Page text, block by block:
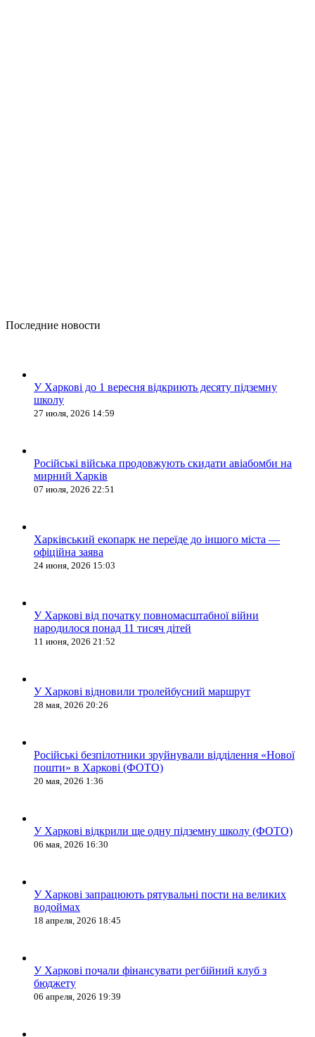
Последние новости
У Харкові до 1 вересня відкриють десяту підземну
школу
27 июля, 2026 14:59
Російські війська продовжують скидати авіабомби на
мирний Харків
07 июля, 2026 22:51
Харківський екопарк не переїде до іншого міста —
офіційна заява
24 июня, 2026 15:03
У Харкові від початку повномасштабної війни
народилося понад 11 тисяч дітей
11 июня, 2026 21:52
У Харкові відновили тролейбусний маршрут
28 мая, 2026 20:26
Російські безпілотники зруйнували відділення «Нової
пошти» в Харкові (ФОТО)
20 мая, 2026 1:36
У Харкові відкрили ще одну підземну школу (ФОТО)
06 мая, 2026 16:30
У Харкові запрацюють рятувальні пости на великих
водоймах
18 апреля, 2026 18:45
У Харкові почали фінансувати регбійний клуб з
бюджету
06 апреля, 2026 19:39